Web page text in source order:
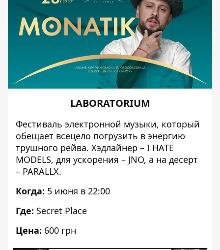
LABORATORIUM
Фестиваль электронной музыки, который
обещает всецело погрузить в энергию
трушного рейва. Хэдлайнер – I HATE
MODELS, для ускорения – JNO, а на десерт
– PARALLX.
Когда: 5 июня в 22:00
Где: Secret Place
Цена: 600 грн